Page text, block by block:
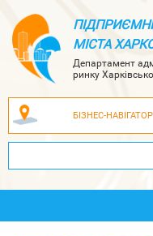
МІСТА
Департамент
ринку
БІЗНЕС-НАВІГАТОР